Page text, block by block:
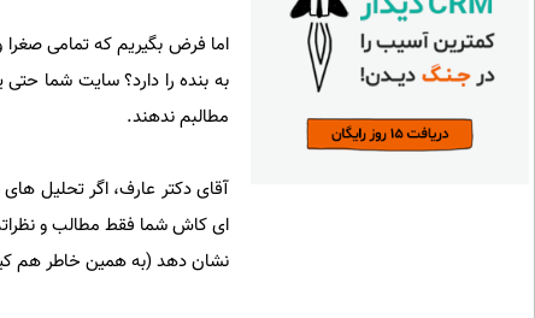
اما فرض بگیریم که تمامی
به بنده را دارد؟ سایت شما
مطالبم ندهند.
آقای دکتر عارف، اگر تحلیل
ای کاش شما فقط مطالب و
نشان دهد (به همین خاطر هم